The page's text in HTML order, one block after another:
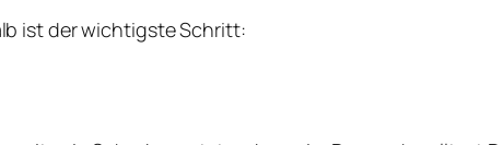
ist der wichtigste Schritt: